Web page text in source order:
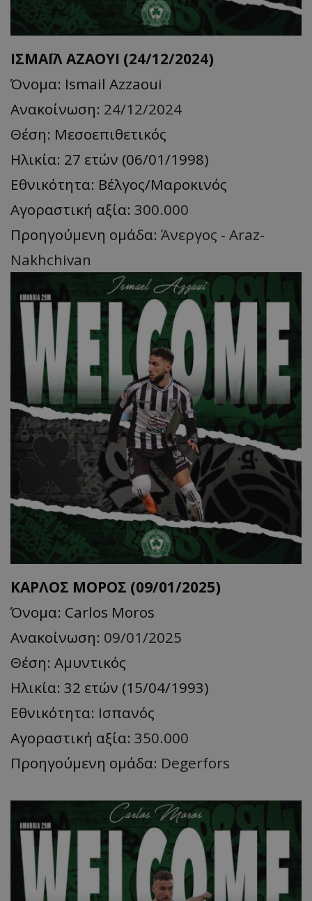
ΙΣΜΑΪΛ ΑΖΑΟΥΙ (24/12/2024)
Όνομα: Ismail Azzaoui
Ανακοίνωση: 24/12/2024
Θέση: Μεσοεπιθετικός
Ηλικία: 27 ετών (06/01/1998)
Εθνικότητα: Βέλγος/Μαροκινός
Αγοραστική αξία: 300.000
Προηγούμενη ομάδα: Άνεργος - Araz-
Nakhchivan
ΚΑΡΛΟΣ ΜΟΡΟΣ (09/01/2025)
Όνομα: Carlos Moros
Ανακοίνωση: 09/01/2025
Θέση: Αμυντικός
Ηλικία: 32 ετών (15/04/1993)
Εθνικότητα: Ισπανός
Αγοραστική αξία: 350.000
Προηγούμενη ομάδα: Degerfors